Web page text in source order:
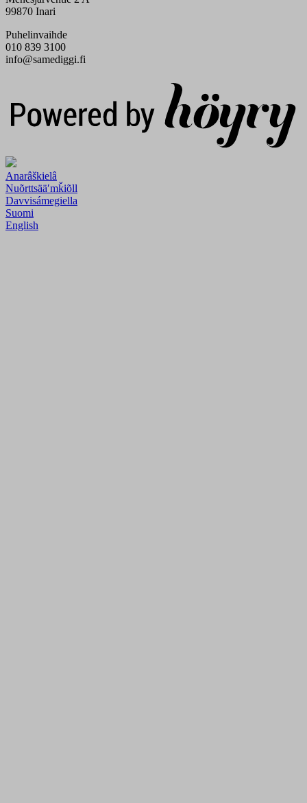
99870 Inari
Puhelinvaihde
010 839 3100
info@samediggi.fi
Anarâškielâ
Nuõrttsääʹmǩiõll
Davvisámegiella
Suomi
English